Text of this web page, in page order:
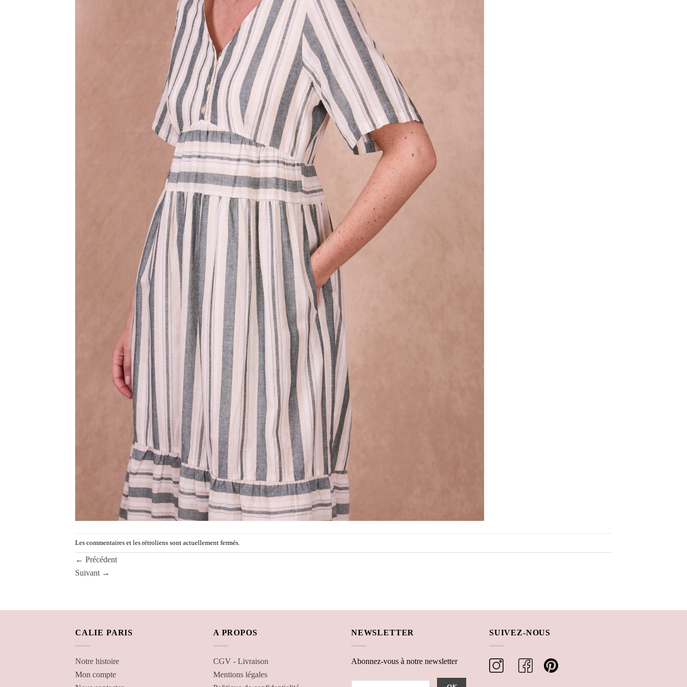
Les commentaires et les rétroliens sont actuellement fermés.
← Précédent
Suivant →
CALIE PARIS
Notre histoire
Mon compte
A PROPOS
CGV - Livraison
Mentions légales
NEWSLETTER
Abonnez-vous à notre newsletter
SUIVEZ-NOUS